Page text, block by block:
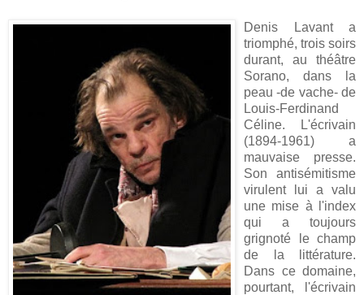
Denis Lavant a
triomphé, trois soirs
durant, au théâtre
Sorano, dans la
peau -de vache- de
Louis-Ferdinand
Céline. L'écrivain
(1894-1961) a
mauvaise presse.
Son antisémitisme
virulent lui a valu
une mise à l'index
qui a toujours
grignoté le champ
de la littérature.
Dans ce domaine,
pourtant, l'écrivain